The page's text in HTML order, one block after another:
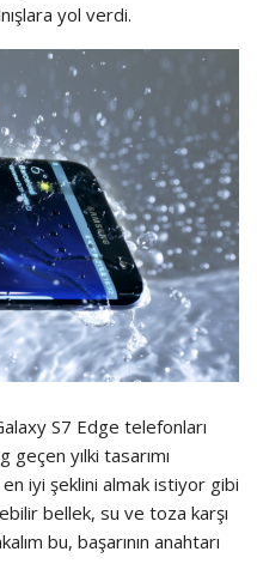
yol verdi.
S7 Edge telefonları
yılki tasarımı
iyi şeklini almak istiyor gibi
bellek, su ve toza karşı
bu, başarının anahtarı